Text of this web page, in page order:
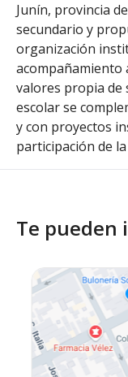
Junín, provincia
secundario y
organización
acompañamiento
valores propia de
escolar se
y con proyectos
participación de
Te pueden